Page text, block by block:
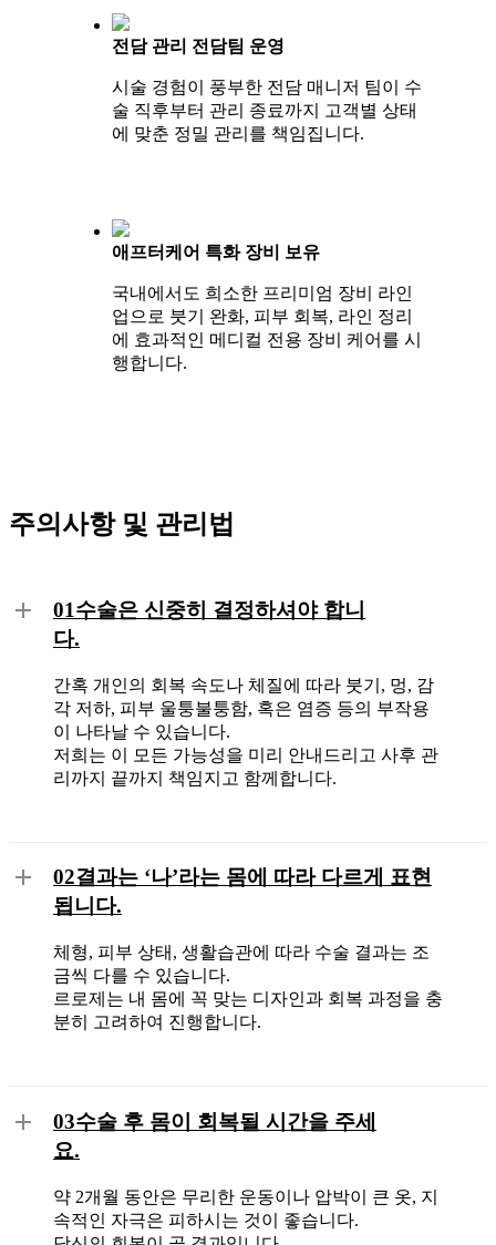
전담 관리 전담팀 운영
시술 경험이 풍부한 전담 매니저 팀이 수
술 직후부터 관리 종료까지 고객별 상태
에 맞춘 정밀 관리를 책임집니다.
애프터케어 특화 장비 보유
국내에서도 희소한 프리미엄 장비 라인
업으로 붓기 완화, 피부 회복, 라인 정리
에 효과적인 메디컬 전용 장비 케어를 시
행합니다.
주의사항 및 관리법
01수술은 신중히 결정하셔야 합니
다.
간혹 개인의 회복 속도나 체질에 따라 붓기, 멍, 감
각 저하, 피부 울퉁불퉁함, 혹은 염증 등의 부작용
이 나타날 수 있습니다.
저희는 이 모든 가능성을 미리 안내드리고 사후 관
리까지 끝까지 책임지고 함께합니다.
02결과는 ‘나’라는 몸에 따라 다르게 표현
됩니다.
체형, 피부 상태, 생활습관에 따라 수술 결과는 조
금씩 다를 수 있습니다.
르로제는 내 몸에 꼭 맞는 디자인과 회복 과정을 충
분히 고려하여 진행합니다.
03수술 후 몸이 회복될 시간을 주세
요.
약 2개월 동안은 무리한 운동이나 압박이 큰 옷, 지
속적인 자극은 피하시는 것이 좋습니다.